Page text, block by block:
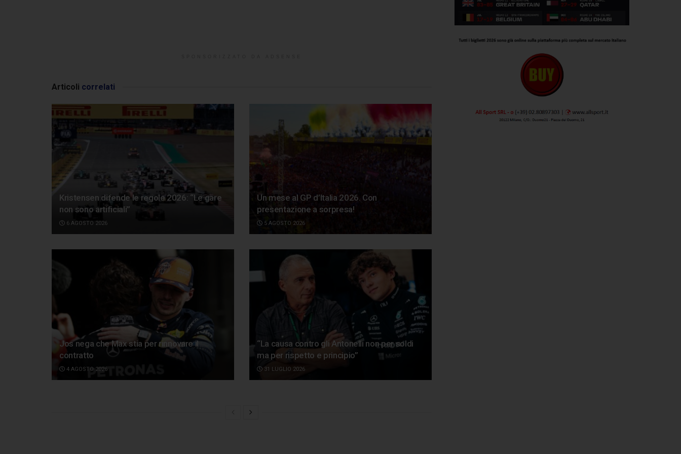
Articoli correlati
Kristensen difende le regole 2026: “Le gare
non sono artificiali”
6 AGOSTO 2026
Un mese al GP d’Italia 2026. Con
presentazione a sorpresa!
5 AGOSTO 2026
Jos nega che Max stia per rinnovare il
contratto
4 AGOSTO 2026
“La causa contro gli Antonelli non per soldi
ma per rispetto e principio”
31 LUGLIO 2026